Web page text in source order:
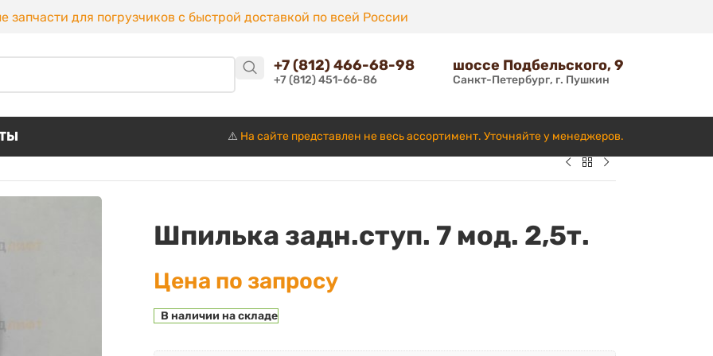
запчасти для погрузчиков с быстрой доставкой по всей России
+7 (812) 466-68-98
+7 (812) 451-66-86
шоссе Подбельского, 9
Санкт-Петербург, г. Пушкин
⚠️ На сайте представлен не весь ассортимент. Уточняйте у менеджеров.
Шпилька задн.ступ. 7 мод. 2,5т.
Цена по запросу
В наличии на складе